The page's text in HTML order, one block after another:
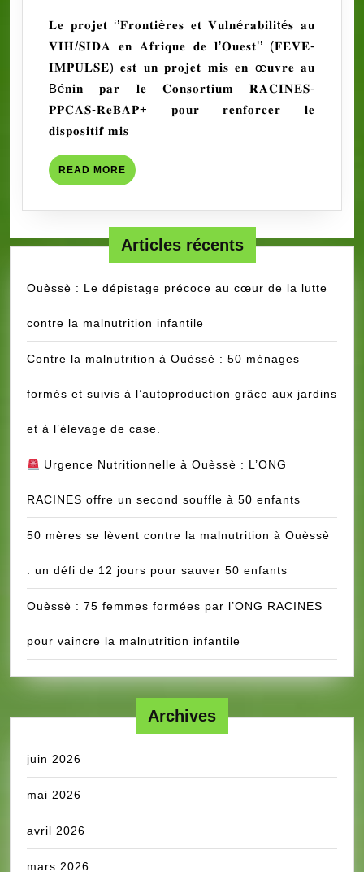
DES
BENEFICIAIRES
DU
PROJET
FEVE-
LES
ACTIVITES
GENERATRICES
REVENUS
benin
𝐋𝐞 𝐩𝐫𝐨𝐣𝐞𝐭 ‘’𝐅𝐫𝐨𝐧𝐭𝐢è𝐫𝐞𝐬 𝐞𝐭 𝐕𝐮𝐥𝐧é𝐫𝐚𝐛𝐢𝐥𝐢té𝐬 𝐚𝐮
𝐕𝐈𝐇/𝐒𝐈𝐃𝐀 𝐞𝐧 𝐀𝐟𝐫𝐢𝐪𝐮𝐞 𝐝𝐞 𝐥’𝐎𝐮𝐞𝐬𝐭’’ (𝐅𝐄𝐕𝐄-
𝐈𝐌𝐏𝐔𝐋𝐒𝐄) 𝐞𝐬𝐭 𝐮𝐧 𝐩𝐫𝐨𝐣𝐞𝐭 𝐦𝐢𝐬 𝐞𝐧 œ𝐮𝐯𝐫𝐞 𝐚𝐮
Bé𝐧𝐢𝐧 𝐩𝐚𝐫 𝐥𝐞 𝐂𝐨𝐧𝐬𝐨𝐫𝐭𝐢𝐮𝐦 𝐑𝐀𝐂𝐈𝐍𝐄𝐒-
𝐏𝐏𝐂𝐀𝐒-𝐑𝐞𝐁𝐀𝐏+ 𝐩𝐨𝐮𝐫 𝐫𝐞𝐧𝐟𝐨𝐫𝐜𝐞𝐫 𝐥𝐞
𝐝𝐢𝐬𝐩𝐨𝐬𝐢𝐭𝐢𝐟 𝐦𝐢𝐬
READ MORE READ
MORE
Articles récents
Ouèssè : Le dépistage précoce au cœur de la lutte
contre la malnutrition infantile
Contre la malnutrition à Ouèssè : 50 ménages
formés et suivis à l’autoproduction grâce aux jardins
et à l’élevage de case.
Urgence Nutritionnelle à Ouèssè : L’ONG
RACINES offre un second souffle à 50 enfants
50 mères se lèvent contre la malnutrition à Ouèssè
: un défi de 12 jours pour sauver 50 enfants
Ouèssè : 75 femmes formées par l’ONG RACINES
pour vaincre la malnutrition infantile
Archives
juin 2026
mai 2026
avril 2026
mars 2026